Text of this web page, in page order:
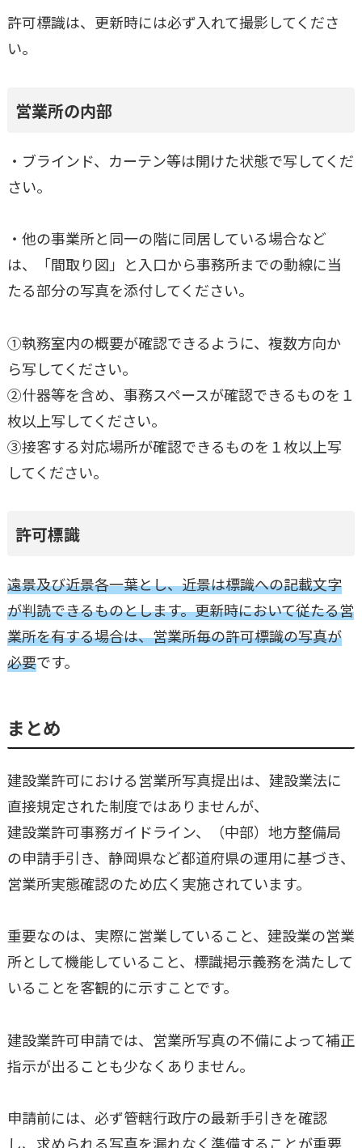
許可標識は、更新時には必ず入れて撮影してくださ
い。
営業所の内部
・ブラインド、カーテン等は開けた状態で写してくだ
さい。
・他の事業所と同一の階に同居している場合など
は、「間取り図」と入口から事務所までの動線に当
たる部分の写真を添付してください。
①執務室内の概要が確認できるように、複数方向か
ら写してください。
②什器等を含め、事務スペースが確認できるものを１
枚以上写してください。
③接客する対応場所が確認できるものを１枚以上写
してください。
許可標識
遠景及び近景各一葉とし、近景は標識への記載文字
が判読できるものとします。更新時において従たる営
業所を有する場合は、営業所毎の許可標識の写真が
必要です。
まとめ
建設業許可における営業所写真提出は、建設業法に
直接規定された制度ではありませんが、
建設業許可事務ガイドライン、（中部）地方整備局
の申請手引き、静岡県など都道府県の運用に基づき、
営業所実態確認のため広く実施されています。
重要なのは、実際に営業していること、建設業の営業
所として機能していること、標識掲示義務を満たして
いることを客観的に示すことです。
建設業許可申請では、営業所写真の不備によって補正
指示が出ることも少なくありません。
申請前には、必ず管轄行政庁の最新手引きを確認
し、求められる写真を漏れなく準備することが重要